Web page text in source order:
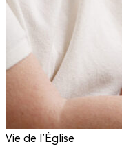
Vie de l’Église